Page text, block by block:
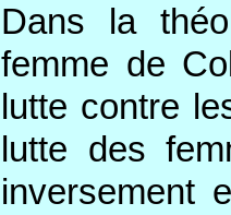
Dans la
femme de
lutte contre
lutte des
inversement